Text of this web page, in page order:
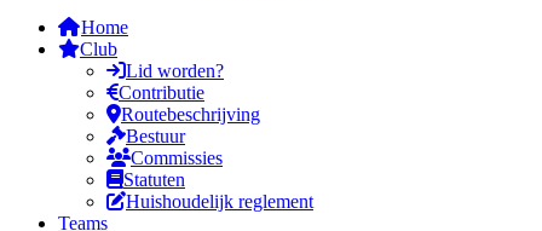
Home
Club
Lid worden?
Contributie
Routebeschrijving
Bestuur
Commissies
Statuten
Huishoudelijk reglement
Teams